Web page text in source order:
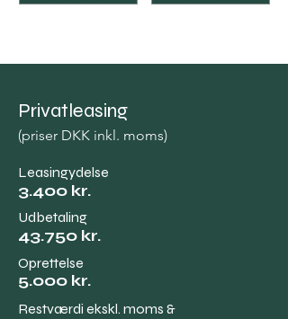
Privatleasing
(priser DKK inkl. moms)
Leasingydelse
3.400 kr.
Udbetaling
43.750 kr.
Oprettelse
5.000 kr.
Restværdi ekskl. moms &